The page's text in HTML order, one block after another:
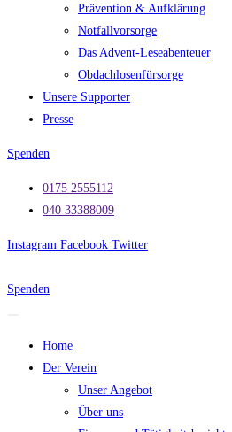
Prävention & Aufklärung
Notfallvorsorge
Das Advent-Leseabenteuer
Obdachlosenfürsorge
Unsere Supporter
Presse
Spenden
0175 2555112
040 33388009
Instagram Facebook Twitter
Spenden
Home
Der Verein
Unser Angebot
Über uns